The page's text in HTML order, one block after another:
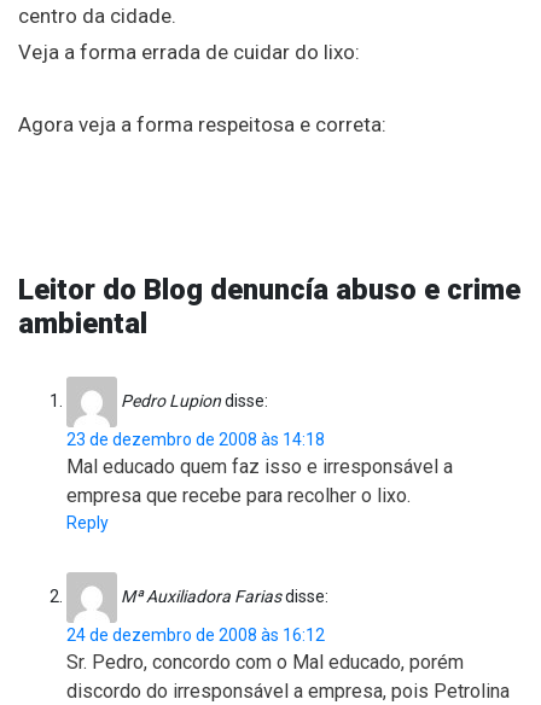
centro da cidade.
Veja a forma errada de cuidar do lixo:
Agora veja a forma respeitosa e correta:
Leitor do Blog denuncía abuso e crime
ambiental
Pedro Lupiondisse:
23 de dezembro de 2008 às 14:18
Mal educado quem faz isso e irresponsável a
empresa que recebe para recolher o lixo.
Reply
Mª Auxiliadora Fariasdisse:
24 de dezembro de 2008 às 16:12
Sr. Pedro, concordo com o Mal educado, porém
discordo do irresponsável a empresa, pois Petrolina